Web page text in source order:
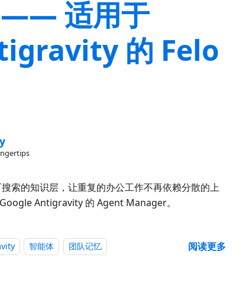
—— 适用于
的 Felo
索的知识层，让重复的办公工作不再依赖分散的上
Antigravity 的 Agent Manager。
智能体 团队记忆 阅读更多